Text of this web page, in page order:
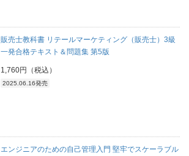
販売士教科書 リテールマーケティング（販売士）3級
一発合格テキスト＆問題集 第5版
1,760円（税込）
2025.06.16発売
エンジニアのための自己管理入門 堅牢でスケーラブル